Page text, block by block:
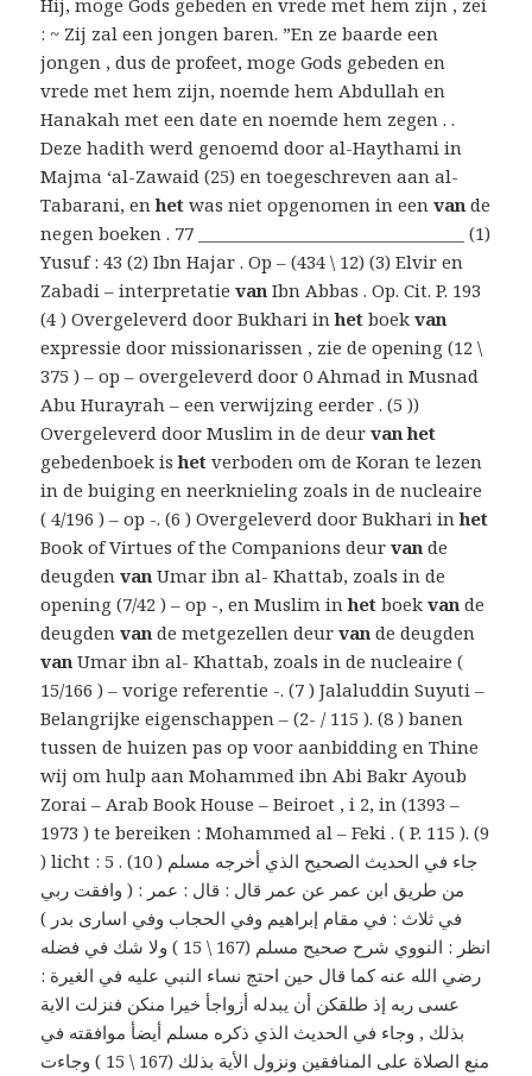
Hij, moge Gods gebeden en vrede met hem zijn , zei
: ~ Zij zal een jongen baren. ”En ze baarde een
jongen , dus de profeet, moge Gods gebeden en
vrede met hem zijn, noemde hem Abdullah en
Hanakah met een date en noemde hem zegen . .
Deze hadith werd genoemd door al-Haythami in
Majma ‘al-Zawaid (25) en toegeschreven aan al-
Tabarani, enhet was niet opgenomen in eenvan de
negen boeken . 77 ________________________________ (1)
Yusuf : 43 (2) Ibn Hajar . Op – (434 \ 12) (3) Elvir en
Zabadi – interpretatievan Ibn Abbas . Op. Cit. P. 193
(4 ) Overgeleverd door Bukhari inhet boekvan
expressie door missionarissen , zie de opening (12 \
375 ) – op – overgeleverd door 0 Ahmad in Musnad
Abu Hurayrah – een verwijzing eerder . (5 ))
Overgeleverd door Muslim in de deurvan het
gebedenboek ishet verboden om de Koran te lezen
in de buiging en neerknieling zoals in de nucleaire
( 4/196 ) – op -. (6 ) Overgeleverd door Bukhari inhet
Book of Virtues of the Companions deurvan de
deugdenvan Umar ibn al- Khattab, zoals in de
opening (7/42 ) – op -, en Muslim inhet boekvan de
deugdenvan de metgezellen deurvan de deugden
van Umar ibn al- Khattab, zoals in de nucleaire (
15/166 ) – vorige referentie -. (7 ) Jalaluddin Suyuti –
Belangrijke eigenschappen – (2- / 115 ). (8 ) banen
tussen de huizen pas op voor aanbidding en Thine
wij om hulp aan Mohammed ibn Abi Bakr Ayoub
Zorai – Arab Book House – Beiroet , i 2, in (1393 –
1973 ) te bereiken : Mohammed al – Feki . ( P. 115 ). (9
) licht : 5 . (10 ) جاء في الحديث الصحيح الذي أخرجه مسلم
من طريق ابن عمر عن عمر قال : قال : عمر : ( وافقت ربي
في ثلاث : في مقام إبراهيم وفي الحجاب وفي اسارى بدر )
انظر : النووي شرح صحيح مسلم (167 \ 15 ) ولا شك في فضله
رضي الله عنه كما قال حين احتج نساء النبي عليه في الغيرة :
عسى ربه إذ طلقكن أن يبدله أزواجأ خيرا منكن فنزلت الاية
بذلك , وجاء في الحديث الذي ذكره مسلم أيضأ موافقته في
منع الصلاة على المنافقين ونزول الأية بذلك (167 \ 15 ) وجاءت